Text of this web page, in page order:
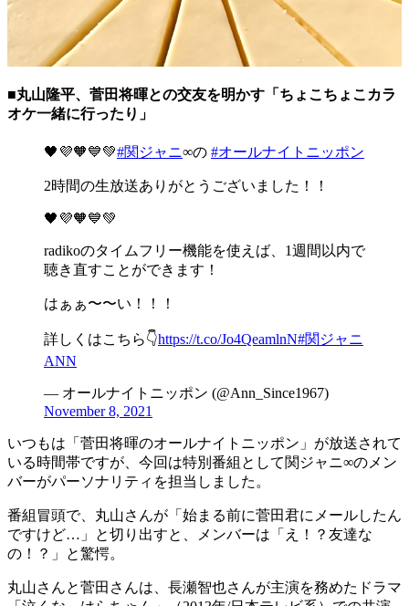
■丸山隆平、菅田将暉との交友を明かす「ちょこちょこカラ
オケ一緒に行ったり」
🖤💜🧡💙💚#関ジャニ∞の #オールナイトニッポン
2時間の生放送ありがとうございました！！
🖤💜🧡💙💚
radikoのタイムフリー機能を使えば、1週間以内で
聴き直すことができます！
はぁぁ〜〜い！！！
詳しくはこちら👇https://t.co/Jo4QeamlnN#関ジャニ
ANN
— オールナイトニッポン (@Ann_Since1967)
November 8, 2021
いつもは「菅田将暉のオールナイトニッポン」が放送されて
いる時間帯ですが、今回は特別番組として関ジャニ∞のメン
バーがパーソナリティを担当しました。
番組冒頭で、丸山さんが「始まる前に菅田君にメールしたん
ですけど…」と切り出すと、メンバーは「え！？友達な
の！？」と驚愕。
丸山さんと菅田さんは、長瀬智也さんが主演を務めたドラマ